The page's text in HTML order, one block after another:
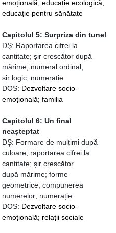
emoțională; educație ecologică;
educație pentru sănătate
Capitolul 5: Surpriza din tunel
DŞ: Raportarea cifrei la
cantitate; șir crescător după
mărime; numeral ordinal;
șir logic; numerație
DOS: Dezvoltare socio-
emoțională; familia
Capitolul 6: Un final
neașteptat
DŞ: Formare de mulțimi după
culoare; raportarea cifrei la
cantitate; șir crescător
după mărime; forme
geometrice; compunerea
numerelor; numerație
DOS: Dezvoltare socio-
emoțională; relații sociale